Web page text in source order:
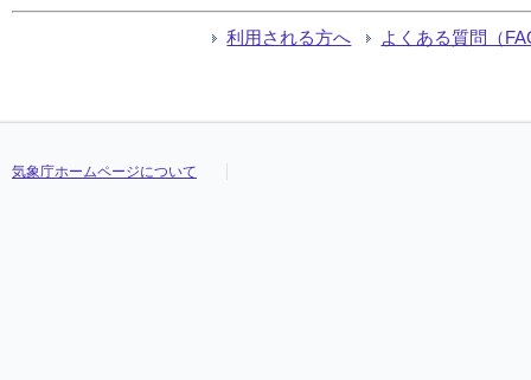
利用される方へ よくある質問（
気象庁ホームページについて